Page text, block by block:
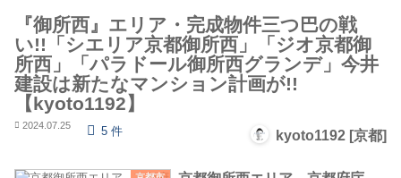
『御所西』エリア・完成物件三つ巴の戦
い!!「シエリア京都御所西」「ジオ京都御
所西」「パラドール御所西グランデ」今井
建設は新たなマンション計画が!!
【kyoto1192】
2024.07.25 5 件 kyoto1192 [京都]